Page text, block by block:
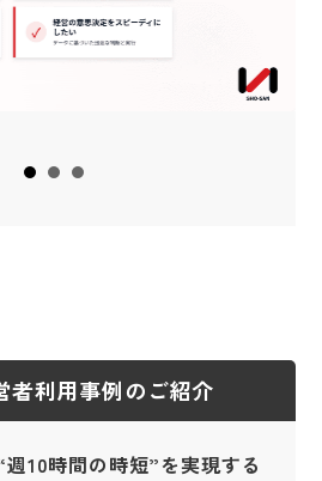
者利用事例のご紹介
10時間の時短”を実現する